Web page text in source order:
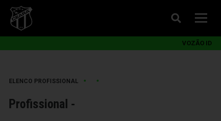
VOZÃO ID
ELENCO PROFISSIONAL • •
Profissional -